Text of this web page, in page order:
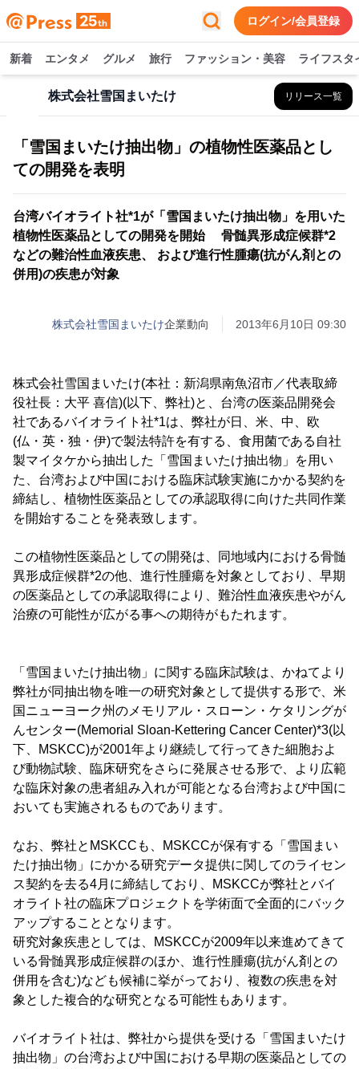
ログイン/会員登録
新着 エンタメ グルメ 旅行 ファッション・美容 ライフスタ
株式会社雪国まいたけ リリース一覧
「雪国まいたけ抽出物」の植物性医薬品とし
ての開発を表明
台湾バイオライト社*1が「雪国まいたけ抽出物」を用いた
植物性医薬品としての開発を開始 骨髄異形成症候群*2
などの難治性血液疾患、 および進行性腫瘍(抗がん剤との
併用)の疾患が対象
株式会社雪国まいたけ企業動向 2013年6月10日 09:30
株式会社雪国まいたけ(本社：新潟県南魚沼市／代表取締
役社長：大平 喜信)(以下、弊社)と、台湾の医薬品開発会
社であるバイオライト社*1は、弊社が日、米、中、欧
(仏・英・独・伊)で製法特許を有する、食用菌である自社
製マイタケから抽出した「雪国まいたけ抽出物」を用い
た、台湾および中国における臨床試験実施にかかる契約を
締結し、植物性医薬品としての承認取得に向けた共同作業
を開始することを発表致します。
この植物性医薬品としての開発は、同地域内における骨髄
異形成症候群*2の他、進行性腫瘍を対象としており、早期
の医薬品としての承認取得により、難治性血液疾患やがん
治療の可能性が広がる事への期待がもたれます。
「雪国まいたけ抽出物」に関する臨床試験は、かねてより
弊社が同抽出物を唯一の研究対象として提供する形で、米
国ニューヨーク州のメモリアル・スローン・ケタリングが
んセンター(Memorial Sloan-Kettering Cancer Center)*3(以
下、MSKCC)が2001年より継続して行ってきた細胞およ
び動物試験、臨床研究をさらに発展させる形で、より広範
な臨床対象の患者組み入れが可能となる台湾および中国に
おいても実施されるものであります。
なお、弊社とMSKCCも、MSKCCが保有する「雪国まい
たけ抽出物」にかかる研究データ提供に関してのライセン
ス契約を去る4月に締結しており、MSKCCが弊社とバイ
オライト社の臨床プロジェクトを学術面で全面的にバック
アップすることとなります。
研究対象疾患としては、MSKCCが2009年以来進めてきて
いる骨髄異形成症候群のほか、進行性腫瘍(抗がん剤との
併用を含む)なども候補に挙がっており、複数の疾患を対
象とした複合的な研究となる可能性もあります。
バイオライト社は、弊社から提供を受ける「雪国まいたけ
抽出物」の台湾および中国における早期の医薬品としての